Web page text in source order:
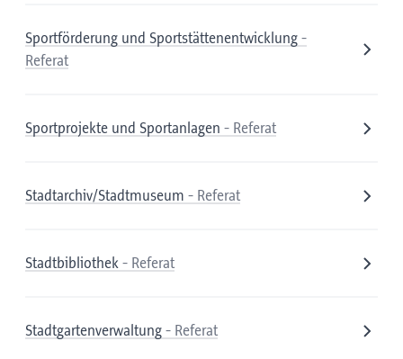
Sportförderung und Sportstättenentwicklung -
Referat
Sportprojekte und Sportanlagen - Referat
Stadtarchiv/Stadtmuseum - Referat
Stadtbibliothek - Referat
Stadtgartenverwaltung - Referat